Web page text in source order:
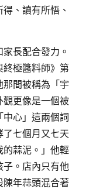
、讀有所悟、
長配合發力。
終極醬料師》第
間被稱為「宇
觀更像是一個被
心」這兩個詞
七個月又七天
的蒜泥。」他輕
子。店內只有他
陳年蒜頭混合著